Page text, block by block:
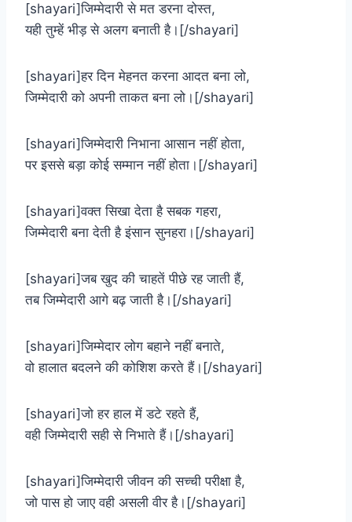
[shayari]जिम्मेदारी से मत डरना दोस्त,
यही तुम्हें भीड़ से अलग बनाती है।[/shayari]
[shayari]हर दिन मेहनत करना आदत बना लो,
जिम्मेदारी को अपनी ताकत बना लो।[/shayari]
[shayari]जिम्मेदारी निभाना आसान नहीं होता,
पर इससे बड़ा कोई सम्मान नहीं होता।[/shayari]
[shayari]वक्त सिखा देता है सबक गहरा,
जिम्मेदारी बना देती है इंसान सुनहरा।[/shayari]
[shayari]जब खुद की चाहतें पीछे रह जाती हैं,
तब जिम्मेदारी आगे बढ़ जाती है।[/shayari]
[shayari]जिम्मेदार लोग बहाने नहीं बनाते,
वो हालात बदलने की कोशिश करते हैं।[/shayari]
[shayari]जो हर हाल में डटे रहते हैं,
वही जिम्मेदारी सही से निभाते हैं।[/shayari]
[shayari]जिम्मेदारी जीवन की सच्ची परीक्षा है,
जो पास हो जाए वही असली वीर है।[/shayari]